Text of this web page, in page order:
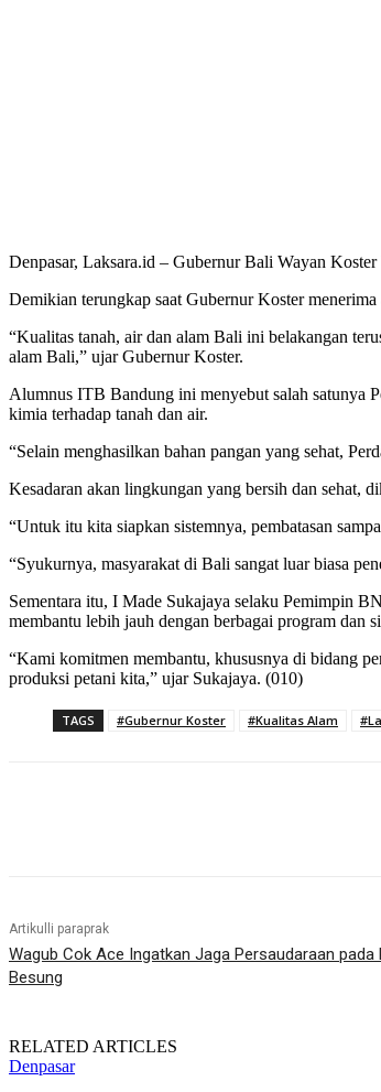
Denpasar, Laksara.id – Gubernur Bali Wayan
Demikian terungkap saat Gubernur Koster
“Kualitas tanah, air dan alam Bali ini belakangan
alam Bali,” ujar Gubernur Koster.
Alumnus ITB Bandung ini menyebut salah satunya
kimia terhadap tanah dan air.
“Selain menghasilkan bahan pangan yang sehat,
Kesadaran akan lingkungan yang bersih dan sehat,
“Untuk itu kita siapkan sistemnya, pembatasan
“Syukurnya, masyarakat di Bali sangat luar biasa
Sementara itu, I Made Sukajaya selaku Pemimpin
membantu lebih jauh dengan berbagai program dan
“Kami komitmen membantu, khususnya di bidang
produksi petani kita,” ujar Sukajaya. (010)
TAGS #Gubernur Koster #Kualitas Alam
Artikulli paraprak
Wagub Cok Ace Ingatkan Jaga Persaudaraan
Besung
RELATED ARTICLES
Denpasar